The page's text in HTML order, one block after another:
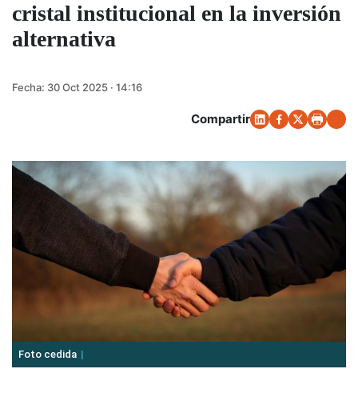
cristal institucional en la inversión
alternativa
Fecha: 30 Oct 2025 · 14:16
Compartir
Foto cedida